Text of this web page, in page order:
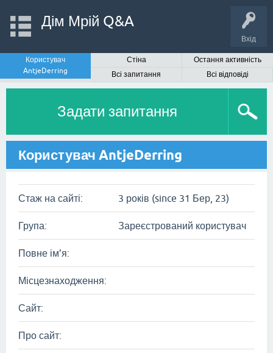
Вхід
Дім Мрій Q&A
Користувач
AntjeDerring
Стіна
Остання активність
Всі запитання
Всі відповіді
Задати запитання
Користувач AntjeDerring
Стаж на сайті: 3 років (since 31 Бер, 23)
Група: Зареєстрований користувач
Повне ім’я:
Місцезнаходження:
Сайт:
Про сайт: